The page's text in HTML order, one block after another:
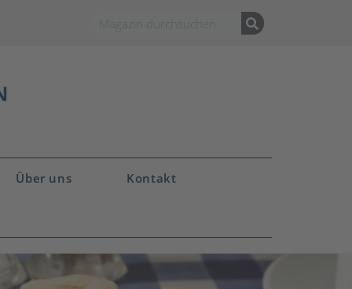
Über uns Kontakt